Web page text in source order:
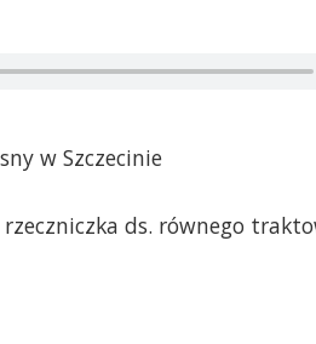
w Szczecinie
ds. równego